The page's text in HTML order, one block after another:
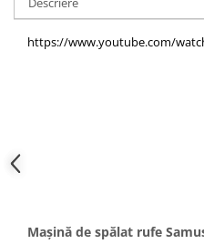
Masini de spalat vase
Masini de spalat vase
Plasa umbrire
Radiatoare
https://www.youtube.com/
Mașină de spălat rufe